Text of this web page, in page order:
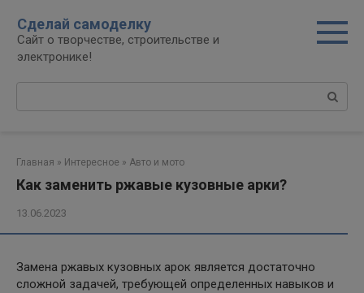
контенту
Сделай самоделку
Сайт о творчестве, строительстве и
электронике!
Главная » Интересное » Авто и мото
Как заменить ржавые кузовные арки?
13.06.2023
Замена ржавых кузовных арок является достаточно
сложной задачей, требующей определенных навыков и